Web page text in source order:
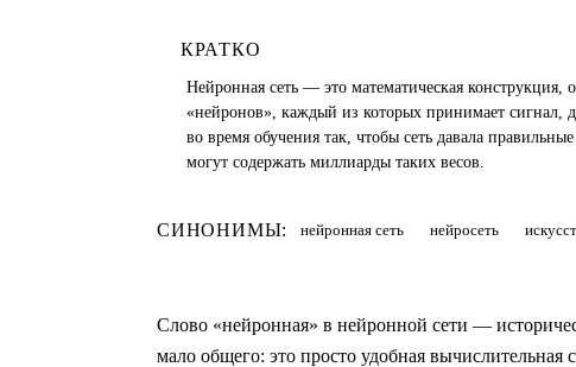
КРАТКО
Нейронная сеть — это математическая конструкция,
«нейронов», каждый из которых принимает сигнал,
во время обучения так, чтобы сеть давала
могут содержать миллиарды таких весов.
СИНОНИМЫ: нейронная сеть нейросеть
Слово «нейронная» в нейронной сети —
мало общего: это просто удобная вычислительная